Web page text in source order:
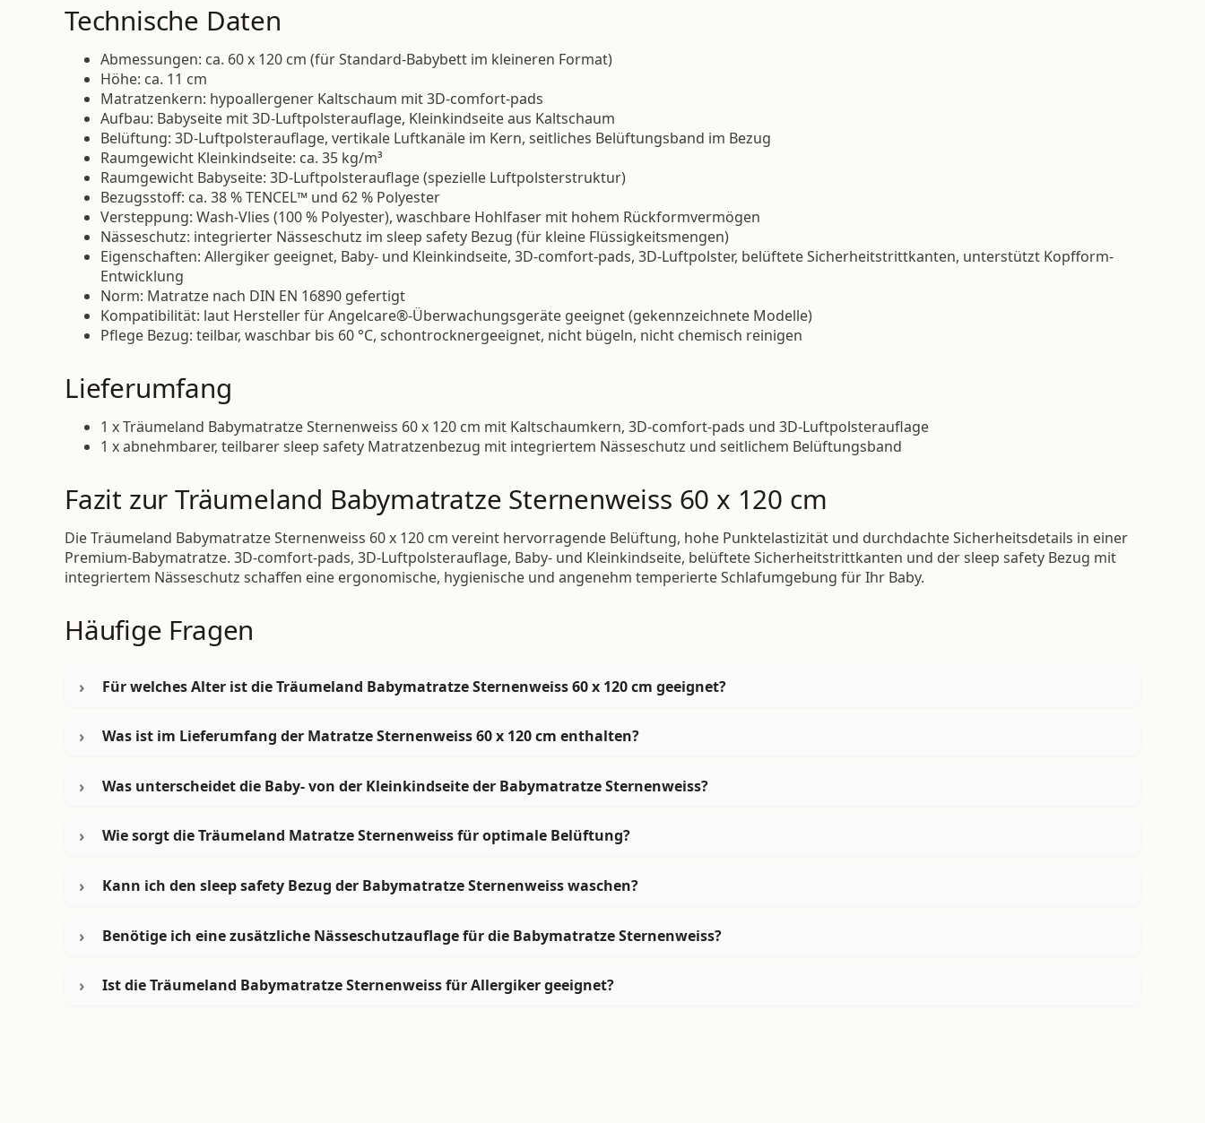
Technische Daten
Abmessungen: ca. 60 x 120 cm (für Standard-Babybett im kleineren Format)
Höhe: ca. 11 cm
Matratzenkern: hypoallergener Kaltschaum mit 3D-comfort-pads
Aufbau: Babyseite mit 3D-Luftpolsterauflage, Kleinkindseite aus Kaltschaum
Belüftung: 3D-Luftpolsterauflage, vertikale Luftkanäle im Kern, seitliches Belüftungsband im Bezug
Raumgewicht Kleinkindseite: ca. 35 kg/m³
Raumgewicht Babyseite: 3D-Luftpolsterauflage (spezielle Luftpolsterstruktur)
Bezugsstoff: ca. 38 % TENCEL™ und 62 % Polyester
Versteppung: Wash-Vlies (100 % Polyester), waschbare Hohlfaser mit hohem Rückformvermögen
Nässeschutz: integrierter Nässeschutz im sleep safety Bezug (für kleine Flüssigkeitsmengen)
Eigenschaften: Allergiker geeignet, Baby- und Kleinkindseite, 3D-comfort-pads, 3D-Luftpolster, belüftete Sicherheitstrittkanten, unterstützt Kopfform-
Entwicklung
Norm: Matratze nach DIN EN 16890 gefertigt
Kompatibilität: laut Hersteller für Angelcare®-Überwachungsgeräte geeignet (gekennzeichnete Modelle)
Pflege Bezug: teilbar, waschbar bis 60 °C, schontrocknergeeignet, nicht bügeln, nicht chemisch reinigen
Lieferumfang
1 x Träumeland Babymatratze Sternenweiss 60 x 120 cm mit Kaltschaumkern, 3D-comfort-pads und 3D-Luftpolsterauflage
1 x abnehmbarer, teilbarer sleep safety Matratzenbezug mit integriertem Nässeschutz und seitlichem Belüftungsband
Fazit zur Träumeland Babymatratze Sternenweiss 60 x 120 cm
Die Träumeland Babymatratze Sternenweiss 60 x 120 cm vereint hervorragende Belüftung, hohe Punktelastizität und durchdachte Sicherheitsdetails in einer
Premium-Babymatratze. 3D-comfort-pads, 3D-Luftpolsterauflage, Baby- und Kleinkindseite, belüftete Sicherheitstrittkanten und der sleep safety Bezug mit
integriertem Nässeschutz schaffen eine ergonomische, hygienische und angenehm temperierte Schlafumgebung für Ihr Baby.
Häufige Fragen
Für welches Alter ist die Träumeland Babymatratze Sternenweiss 60 x 120 cm geeignet?
Was ist im Lieferumfang der Matratze Sternenweiss 60 x 120 cm enthalten?
Was unterscheidet die Baby- von der Kleinkindseite der Babymatratze Sternenweiss?
Wie sorgt die Träumeland Matratze Sternenweiss für optimale Belüftung?
Kann ich den sleep safety Bezug der Babymatratze Sternenweiss waschen?
Benötige ich eine zusätzliche Nässeschutzauflage für die Babymatratze Sternenweiss?
Ist die Träumeland Babymatratze Sternenweiss für Allergiker geeignet?